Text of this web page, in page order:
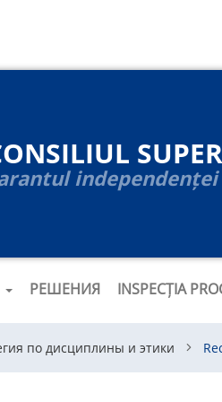
РЕШЕНИЯ INSPECȚIA
по дисциплины и этики